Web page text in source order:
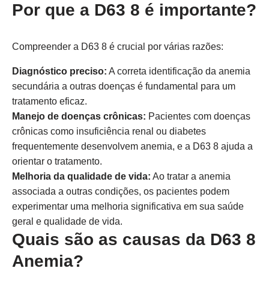
Por que a D63 8 é importante?
Compreender a D63 8 é crucial por várias razões:
Diagnóstico preciso: A correta identificação da anemia
secundária a outras doenças é fundamental para um
tratamento eficaz.
Manejo de doenças crônicas: Pacientes com doenças
crônicas como insuficiência renal ou diabetes
frequentemente desenvolvem anemia, e a D63 8 ajuda a
orientar o tratamento.
Melhoria da qualidade de vida: Ao tratar a anemia
associada a outras condições, os pacientes podem
experimentar uma melhoria significativa em sua saúde
geral e qualidade de vida.
Quais são as causas da D63 8
Anemia?